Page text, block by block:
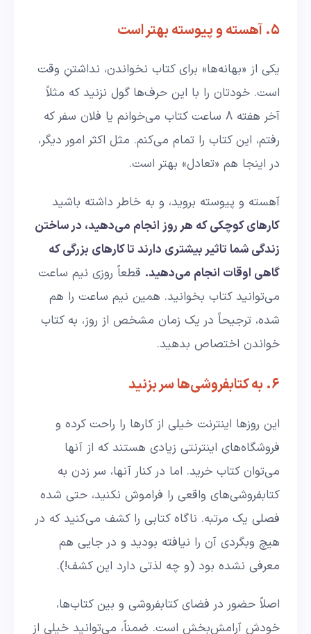
۵. آهسته و پیوسته بهتر است
یکی از «بهانه‌ها» برای کتاب نخواندن، نداشتنِ وقت
است. خودتان را با این حرف‌ها گول نزنید که مثلاً
آخر هفته ۸ ساعت کتاب می‌خوانم یا فلان سفر که
رفتم، این کتاب را تمام می‌کنم. مثل اکثر امور دیگر،
در اینجا هم «تعادل» بهتر است.
آهسته و پیوسته بروید، و به خاطر داشته باشید
کارهای کوچکی که هر روز انجام می‌دهید، در ساختن
زندگی شما تاثیر بیشتری دارند تا کارهای بزرگی که
گاهی اوقات انجام می‌دهید. قطعاً روزی نیم ساعت
می‌توانید کتاب بخوانید. همین نیم ساعت را هم
شده، ترجیحاً در یک زمان مشخص از روز، به کتاب
خواندن اختصاص بدهید.
۶. به کتابفروشی‌ها سر بزنید
این روزها اینترنت خیلی از کارها را راحت کرده و
فروشگاه‌های اینترنتی زیادی هستند که از آنها
می‌توان کتاب خرید. اما در کنار آنها، سر زدن به
کتابفروشی‌های واقعی را فراموش نکنید، حتی شده
فصلی یک مرتبه. ناگاه کتابی را کشف می‌کنید که در
هیچ وبگردی آن را نیافته بودید و در جایی هم
معرفی نشده بود (و چه لذتی دارد این کشف!).
اصلاً حضور در فضای کتابفروشی و بین کتاب‌ها،
خودش آرامش‌بخش است. ضمناً، می‌توانید خیلی از